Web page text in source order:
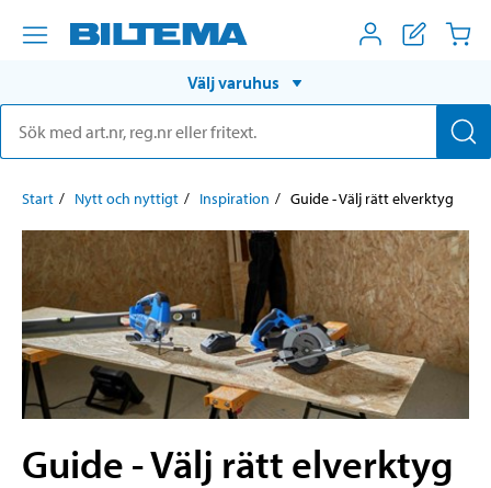
Välj varuhus
Start Nytt och nyttigt Inspiration Guide - Välj rätt elverktyg
Guide - Välj rätt elverktyg